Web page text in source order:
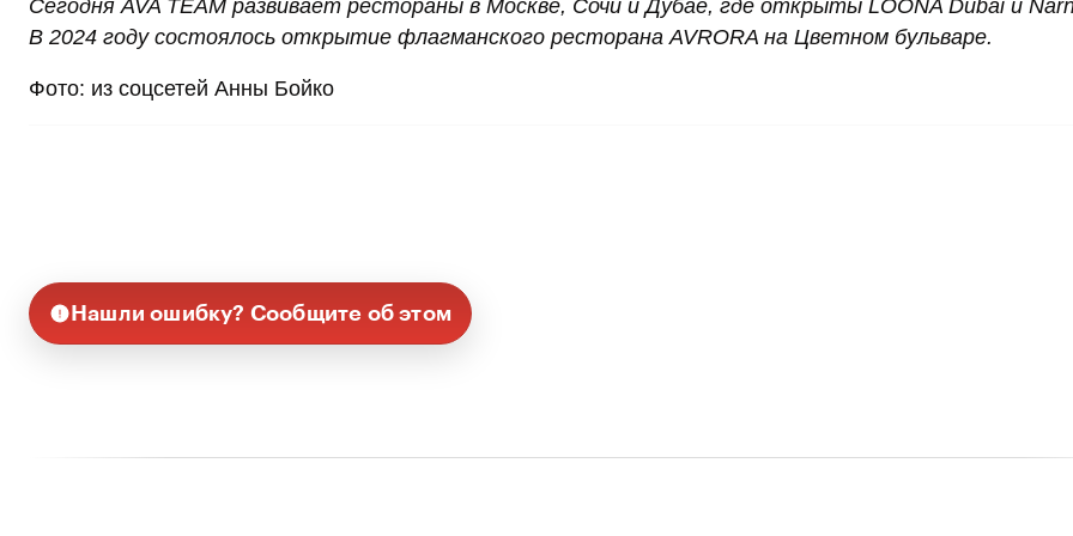
Сегодня AVA TEAM развивает рестораны в Москве, Сочи и Дубае, где открыты LOONA Dubai и
В 2024 году состоялось открытие флагманского ресторана AVRORA на Цветном бульваре.
Фото: из соцсетей Анны Бойко
Нашли ошибку? Сообщите об этом